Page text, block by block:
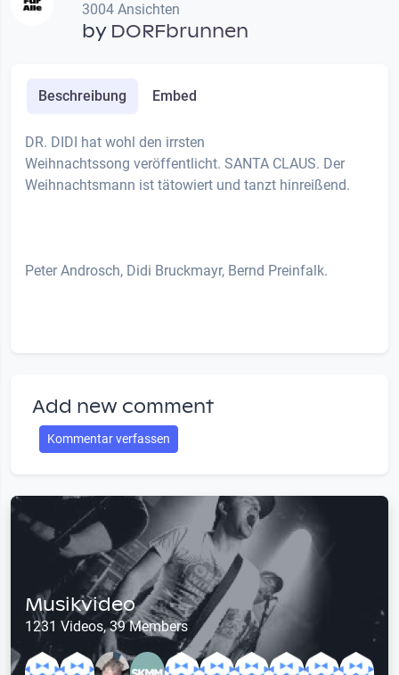
3004 Ansichten
by DORFbrunnen
Beschreibung Embed
DR. DIDI hat wohl den irrsten
Weihnachtssong veröffentlicht. SANTA CLAUS. Der
Weihnachtsmann ist tätowiert und tanzt hinreißend.
Peter Androsch, Didi Bruckmayr, Bernd Preinfalk.
Add new comment
Kommentar verfassen
Musikvideo
1231 Videos, 39 Members